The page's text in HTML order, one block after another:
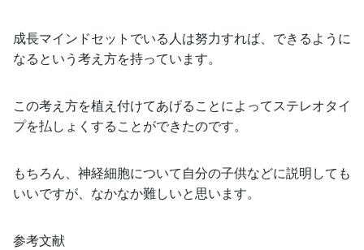
成長マインドセットでいる人は努力すれば、できるように
なるという考え方を持っています。
この考え方を植え付けてあげることによってステレオタイ
プを払しょくすることができたのです。
もちろん、神経細胞について自分の子供などに説明しても
いいですが、なかなか難しいと思います。
参考文献